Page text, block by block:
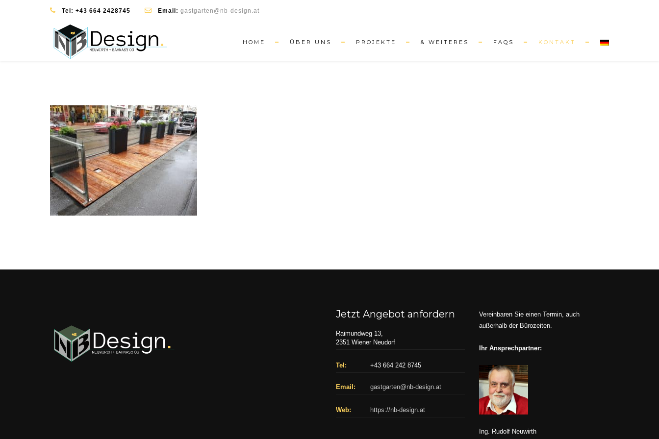
Tel: +43 664 2428745 Email: gastgarten@nb-design.at
HOME ÜBER UNS PROJEKTE & WEITERES FAQS KONTAKT
Jetzt Angebot anfordern
Raimundweg 13,
2351 Wiener Neudorf
Tel: +43 664 242 8745
Email: gastgarten@nb-design.at
Web: https://nb-design.at
Vereinbaren Sie einen Termin, auch
außerhalb der Bürozeiten.
Ihr Ansprechpartner:
Ing. Rudolf Neuwirth